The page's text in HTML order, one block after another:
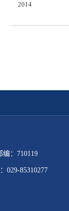
2014
：710119
85310277